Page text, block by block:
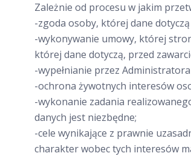
Zależnie od procesu w jakim
-zgoda osoby, której dane
-wykonywanie umowy, której
której dane dotyczą, przed
-wypełnianie przez
-ochrona żywotnych interesów
-wykonanie zadania
danych jest niezbędne;
-cele wynikające z prawnie
charakter wobec tych interesów